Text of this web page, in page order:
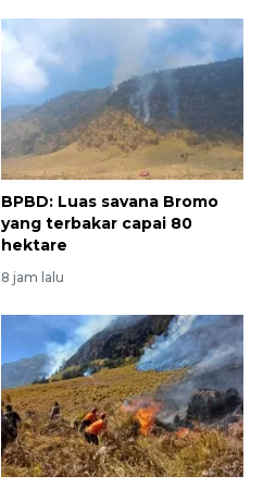
BPBD: Luas savana Bromo
yang terbakar capai 80
hektare
8 jam lalu